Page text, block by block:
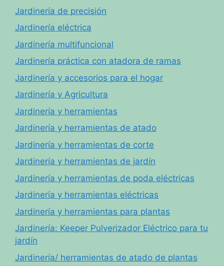
Jardinería de precisión
Jardinería eléctrica
Jardinería multifuncional
Jardinería práctica con atadora de ramas
Jardinería y accesorios para el hogar
Jardinería y Agricultura
Jardinería y herramientas
Jardinería y herramientas de atado
Jardinería y herramientas de corte
Jardinería y herramientas de jardín
Jardinería y herramientas de poda eléctricas
Jardinería y herramientas eléctricas
Jardinería y herramientas para plantas
Jardinería: Keeper Pulverizador Eléctrico para tu
jardín
Jardinería/ herramientas de atado de plantas